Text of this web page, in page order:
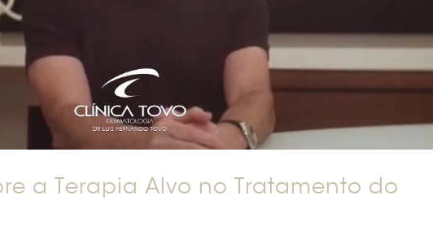
a Terapia Alvo no Tratamento do